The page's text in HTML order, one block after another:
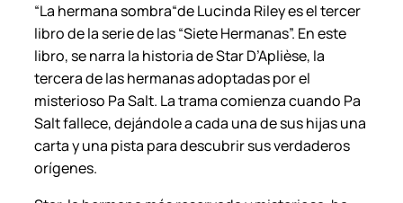
d
a
R
i
l
e
y
.
“La hermana sombra“de Lucinda Riley es el tercer
libro de la serie de las “Siete Hermanas”. En este
libro, se narra la historia de Star D’Aplièse, la
tercera de las hermanas adoptadas por el
misterioso Pa Salt. La trama comienza cuando Pa
Salt fallece, dejándole a cada una de sus hijas una
carta y una pista para descubrir sus verdaderos
orígenes.